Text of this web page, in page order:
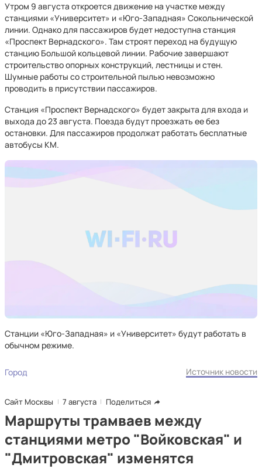
Утром 9 августа откроется движение на участке между
станциями «Университет» и «Юго-Западная» Сокольнической
линии. Однако для пассажиров будет недоступна станция
«Проспект Вернадского». Там строят переход на будущую
станцию Большой кольцевой линии. Рабочие завершают
строительство опорных конструкций, лестницы и стен.
Шумные работы со строительной пылью невозможно
проводить в присутствии пассажиров.
Станция «Проспект Вернадского» будет закрыта для входа и
выхода до 23 августа. Поезда будут проезжать ее без
остановки. Для пассажиров продолжат работать бесплатные
автобусы КМ.
Станции «Юго-Западная» и «Университет» будут работать в
обычном режиме.
Город Источник новости
Сайт Москвы 7 августа Поделиться
Маршруты трамваев между
станциями метро "Войковская" и
"Дмитровская" изменятся